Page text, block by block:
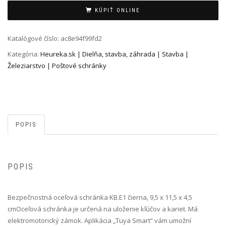
KÚPIŤ ONLINE
Katalógové číslo: ac8e94f99fd2
Kategória: Heureka.sk | Dielňa, stavba, záhrada | Stavba |
Železiarstvo | Poštové schránky
POPIS
POPIS
Bezpečnostná oceľová schránka KB.E1 čierna, 9,5 x 11,5 x 4,5
cm Oceľová schránka je určená na uloženie kľúčov a kariet. Má
elektromotorický zámok. Aplikácia „Tuya Smart“ vám umožní